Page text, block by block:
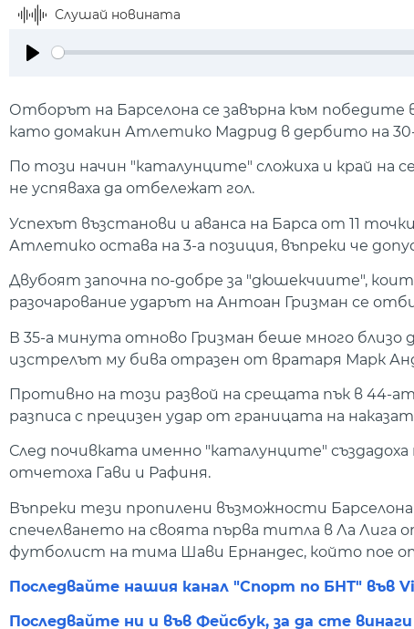
Слушай новината
Отборът на Барселона се завърна към победите
като домакин Атлетико Мадрид в дербито на
По този начин "каталунците" сложиха и край на
не успяваха да отбележат гол.
Успехът възстанови и аванса на Барса от 11
Атлетико остава на 3-а позиция, въпреки че
Двубоят започна по-добре за "дюшекчиите",
разочарование ударът на Антоан Гризман се
В 35-а минута отново Гризман беше много
изстрелът му бива отразен от вратаря Марк
Противно на този развой на срещата пък в 44-
разписа с прецизен удар от границата на
След почивката именно "каталунците"
отчетоха Гави и Рафиня.
Въпреки тези пропилени възможности
спечелването на своята първа титла в Ла Лига
футболист на тима Шави Ернандес, който пое
Последвайте нашия канал "Спорт по БНТ" във
Последвайте ни и във Фейсбук, за да сте